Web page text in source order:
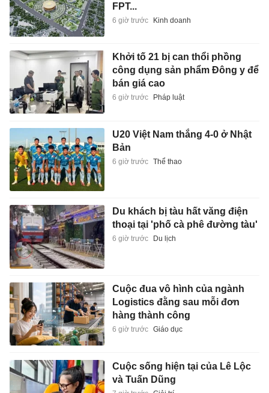
FPT...
6 giờ trước Kinh doanh
Khởi tố 21 bị can thổi phồng
công dụng sản phẩm Đông y để
bán giá cao
6 giờ trước Pháp luật
U20 Việt Nam thắng 4-0 ở Nhật
Bản
6 giờ trước Thể thao
Du khách bị tàu hất văng điện
thoại tại 'phố cà phê đường tàu'
6 giờ trước Du lịch
Cuộc đua vô hình của ngành
Logistics đằng sau mỗi đơn
hàng thành công
6 giờ trước Giáo dục
Cuộc sống hiện tại của Lê Lộc
và Tuấn Dũng